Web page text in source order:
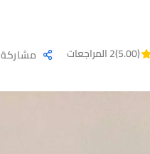
(5.00) 2 المراجعات مشاركة